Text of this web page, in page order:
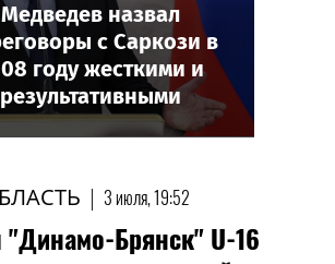
| 3 июля, 19:52
Брянск" U-16
Медведев назвал
с Саркози в
году жесткими и
результативными